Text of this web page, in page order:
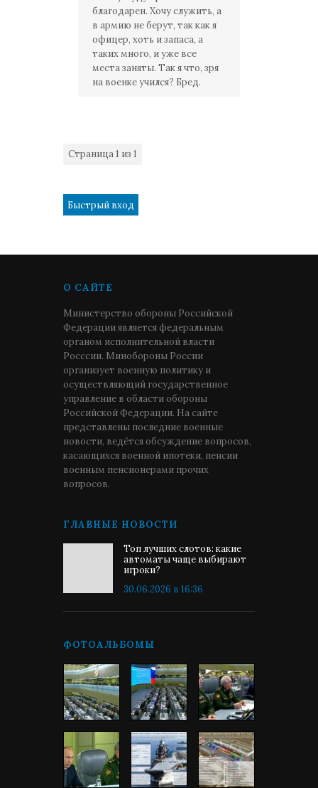
благодарен. Хочу служить, а
в армию не берут, так как я
офицер, хоть и запаса, а
таких много, и уже все
места заняты. Так я что, зря
на военке учился? Бред.
Страница1 из 1
О САЙТЕ
Министерство обороны Российской
Федерации является федеральным
органом исполнительной власти
Росссии. Минобороны России
организует военную политику и
осуществляющий государственное
управление в области обороны
Российской Федерации. На сайте
представлены последние военные
новости, ведётся обсуждение вопросов,
касающихся военной ипотеки, пенсии
военным пенсионерами прочих
вопросов.
ГЛАВНЫЕ НОВОСТИ
Топ лучших слотов: какие
автоматы чаще выбирают
игроки?
30.06.2026 в 16:36
ФОТОАЛЬБОМЫ